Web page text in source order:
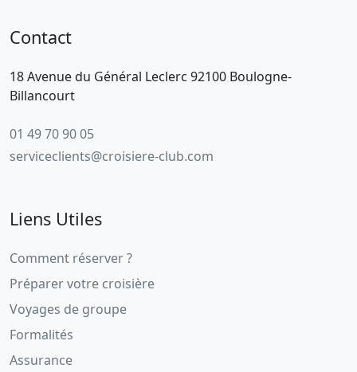
Contact
18 Avenue du Général Leclerc 92100 Boulogne-
Billancourt
01 49 70 90 05
serviceclients@croisiere-club.com
Liens Utiles
Comment réserver ?
Préparer votre croisière
Voyages de groupe
Formalités
Assurance